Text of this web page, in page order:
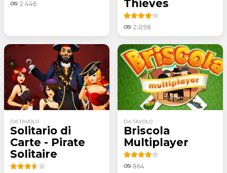
2.446
Thieves
2.098
DA TAVOLO
Solitario di
Carte - Pirate
Solitaire
DA TAVOLO
Briscola
Multiplayer
864